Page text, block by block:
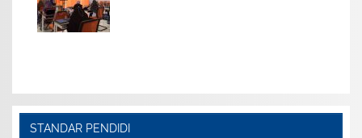
STANDAR PENDIDI